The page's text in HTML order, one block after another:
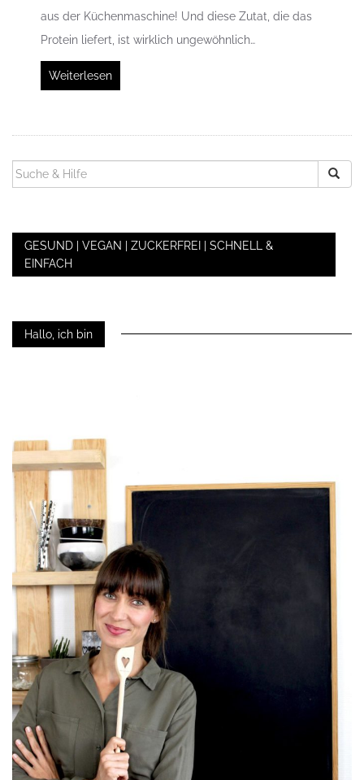
aus der Küchenmaschine! Und diese Zutat, die das
Protein liefert, ist wirklich ungewöhnlich…
Weiterlesen
SUCHEN
NACH:
GESUND | VEGAN | ZUCKERFREI | SCHNELL &
EINFACH
Hallo, ich bin